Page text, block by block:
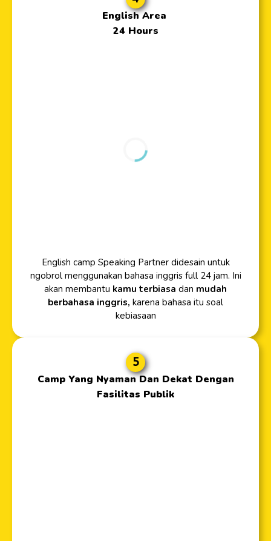
English Area
24 Hours
English camp Speaking Partner didesain untuk
ngobrol menggunakan bahasa inggris full 24 jam. Ini
akan membantu kamu terbiasa dan mudah
berbahasa inggris, karena bahasa itu soal
kebiasaan
5
Camp Yang Nyaman Dan Dekat Dengan
Fasilitas Publik